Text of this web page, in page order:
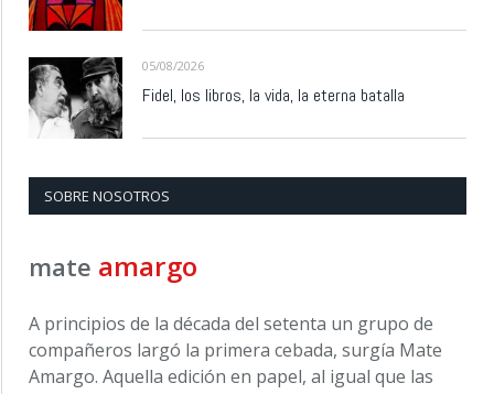
05/08/2026
Fidel, los libros, la vida, la eterna batalla
SOBRE NOSOTROS
mate amargo
A principios de la década del setenta un grupo de
compañeros largó la primera cebada, surgía Mate
Amargo. Aquella edición en papel, al igual que las